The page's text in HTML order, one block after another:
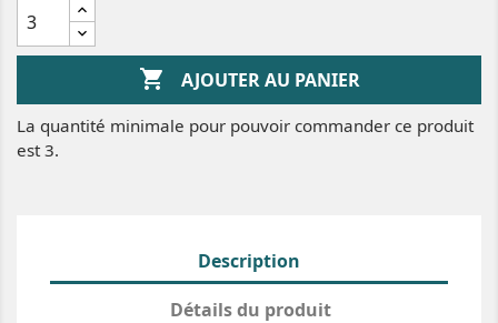
 AJOUTER AU PANIER
La quantité minimale pour pouvoir commander ce produit
est 3.
Description
Détails du produit